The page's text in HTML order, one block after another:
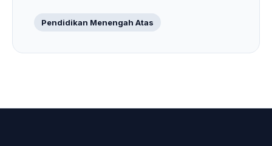
Pendidikan Menengah Atas